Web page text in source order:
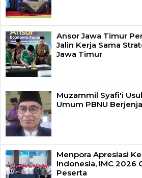
Ansor Jawa Timur
Jalin Kerja Sama
Jawa Timur
Muzammil Syafi'i
Umum PBNU
Menpora Apresiasi
Indonesia, IMC 2026
Peserta